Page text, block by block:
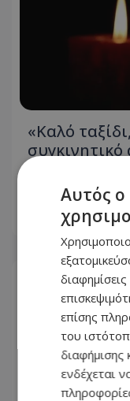
«Καλό
09.08.2026 - 08:34
Αυτός ο
επίσης
του
διαφήμισης
ενδέχεται